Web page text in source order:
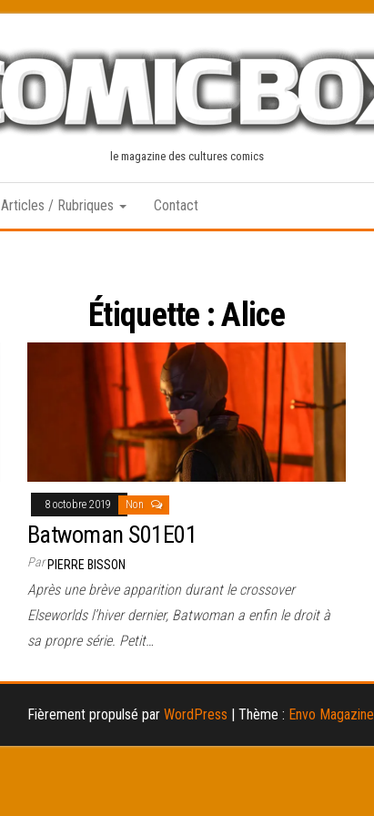
le magazine des cultures comics
Articles / Rubriques Contact
Étiquette :Alice
8 octobre 2019 Non
Batwoman S01E01
ParPIERRE BISSON
Après une brève apparition durant le crossover
Elseworlds l’hiver dernier, Batwoman a enfin le droit à
sa propre série. Petit…
Fièrement propulsé par WordPress | Thème : Envo Magazine